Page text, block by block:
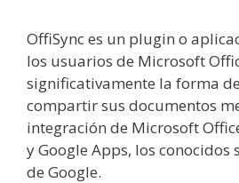
OffiSync es un plugin o
los usuarios de Microsoft
significativamente la forma
compartir sus documentos
integración de Microsoft
y Google Apps, los conocidos
de Google.